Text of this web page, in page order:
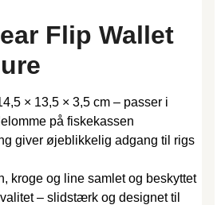
Flip Wallet
× 13,5 × 3,5 cm – passer i
på fiskekassen
giver øjeblikkelig adgang til rigs
kroge og line samlet og beskyttet
– slidstærk og designet til